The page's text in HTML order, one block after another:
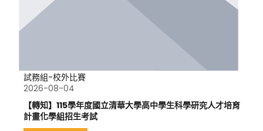
試務組-校外比賽
2026-08-04
【轉知】115學年度國立清華大學高中學生科學研究人才培育
計畫化學組招生考試